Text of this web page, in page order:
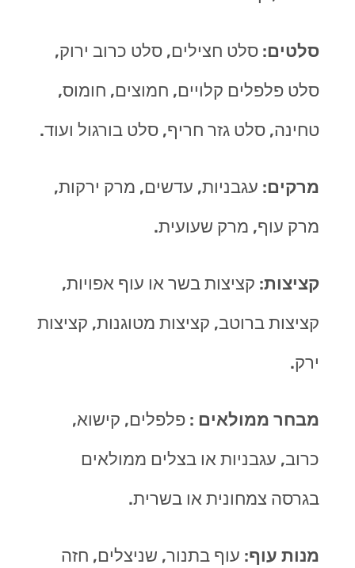
סלטים: סלט חצילים, סלט כרוב ירוק,
סלט פלפלים קלויים, חמוצים, חומוס,
טחינה, סלט גזר חריף, סלט בורגול ועוד.
מרקים: עגבניות, עדשים, מרק ירקות,
מרק עוף, מרק שעועית.
קציצות: קציצות בשר או עוף אפויות,
קציצות ברוטב, קציצות מטוגנות, קציצות
ירק.
מבחר ממולאים : פלפלים, קישוא,
כרוב, עגבניות או בצלים ממולאים
בגרסה צמחונית או בשרית.
מנות עוף: עוף בתנור, שניצלים, חזה